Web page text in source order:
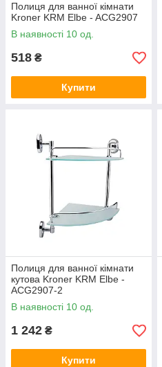
Полиця для ванної кімнати
Kroner KRM Elbe - ACG2907
В наявності 10 од.
518 ₴
Купити
Полиця для ванної кімнати
кутова Kroner KRM Elbe -
ACG2907-2
В наявності 10 од.
1 242 ₴
Купити